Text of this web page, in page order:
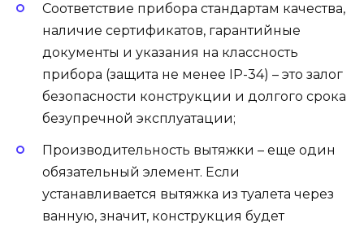
Соответствие прибора стандартам качества,
наличие сертификатов, гарантийные
документы и указания на классность
прибора (защита не менее IP-34) – это залог
безопасности конструкции и долгого срока
безупречной эксплуатации;
Производительность вытяжки – еще один
обязательный элемент. Если
устанавливается вытяжка из туалета через
ванную, значит, конструкция будет